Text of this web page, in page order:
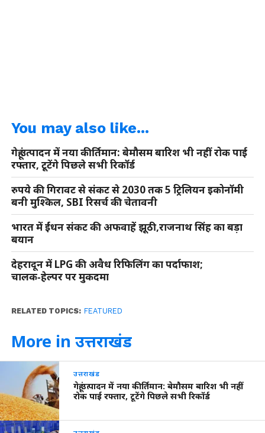
You may also like...
गेहूं उत्पादन में नया कीर्तिमान: बेमौसम बारिश भी नहीं रोक पाई
रफ्तार, टूटेंगे पिछले सभी रिकॉर्ड
रुपये की गिरावट से संकट से 2030 तक 5 ट्रिलियन इकोनॉमी
बनी मुश्किल, SBI रिसर्च की चेतावनी
भारत में ईंधन संकट की अफवाहें झूठी,राजनाथ सिंह का बड़ा
बयान
देहरादून में LPG की अवैध रिफिलिंग का पर्दाफाश;
चालक‑हेल्पर पर मुकदमा
RELATED TOPICS: FEATURED
More in उत्तराखंड
उत्तराखंड
गेहूं उत्पादन में नया कीर्तिमान: बेमौसम बारिश भी नहीं
रोक पाई रफ्तार, टूटेंगे पिछले सभी रिकॉर्ड